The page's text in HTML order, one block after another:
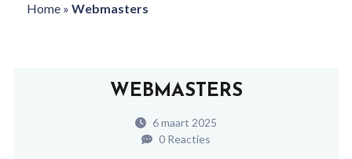
Home» Webmasters
WEBMASTERS
6 maart 2025
0 Reacties